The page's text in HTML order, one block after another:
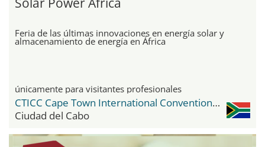
Feria de las últimas innovaciones en energía solar y
almacenamiento de energía en África
únicamente para visitantes profesionales
CTICC Cape Town International Convention Center
Ciudad del Cabo